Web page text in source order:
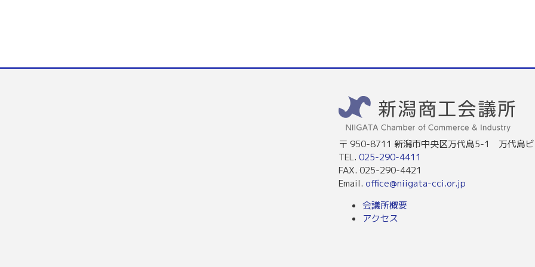
〒 950-8711 新潟市中央区万代島5-1 万代島
TEL. 025-290-4411
FAX. 025-290-4421
Email. office@niigata-cci.or.jp
会議所概要
アクセス